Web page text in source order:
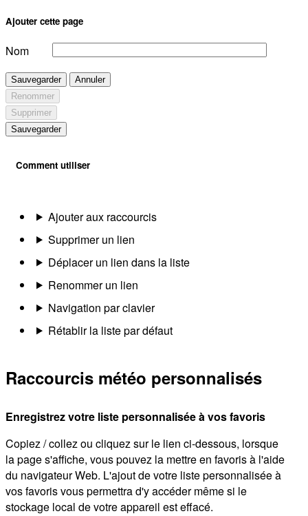
Ajouter cette page
Nom
Sauvegarder
Annuler
Renommer
Supprimer
Sauvegarder
Comment utiliser
Ajouter aux raccourcis
Supprimer un lien
Déplacer un lien dans la liste
Renommer un lien
Navigation par clavier
Rétablir la liste par défaut
Raccourcis météo personnalisés
Enregistrez votre liste personnalisée à vos favoris
Copiez / collez ou cliquez sur le lien ci-dessous, lorsque
la page s'affiche, vous pouvez la mettre en favoris à l'aide
du navigateur Web. L'ajout de votre liste personnalisée à
vos favoris vous permettra d'y accéder même si le
stockage local de votre appareil est effacé.